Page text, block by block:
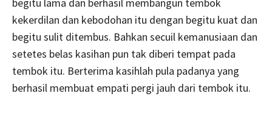
begitu lama dan berhasil membangun tembok
kekerdilan dan kebodohan itu dengan begitu kuat dan
begitu sulit ditembus. Bahkan secuil kemanusiaan dan
setetes belas kasihan pun tak diberi tempat pada
tembok itu. Berterima kasihlah pula padanya yang
berhasil membuat empati pergi jauh dari tembok itu.